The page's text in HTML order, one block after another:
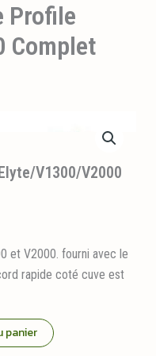
Profile
Complet
V1300/V2000
et V2000. fourni avec le
rapide coté cuve est
panier